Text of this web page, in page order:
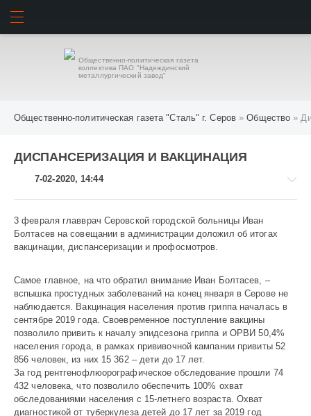
Общественно-политическая газета
коллектива ПАО "Надеждинский
металлургический завод"
Общественно-политическая газета "Сталь" г. Серов »Общество »
ДИСПАНСЕРИЗАЦИЯ И ВАКЦИНАЦИЯ
7-02-2020, 14:44
Общество
3 февраля главврач Серовской городской больницы Иван
Болтасев на совещании в администрации доложил об итогах
вакцинации, диспансеризации и профосмотров.
Самое главное, на что обратил внимание Иван Болтасев, –
вспышка простудных заболеваний на конец января в Серове не
наблюдается. Вакцинация населения против гриппа началась в
сентябре 2019 года. Свое­временное поступление вакцины
позволило привить к началу эпидсезона гриппа и ­ОРВИ 50,4%
населения города, в рамках прививочной кампании привиты 52
856 человек, из них 15 362 – дети до 17 лет.
За год рентгенофлюорографическое обследование прошли 74
432 человека, что позволило обеспечить 100% охват
обследованиями населения с 15-летнего возраста. Охват
диагностикой от туберкулеза детей до 17 лет за 2019 год